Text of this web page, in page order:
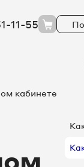
11-55
кабинете